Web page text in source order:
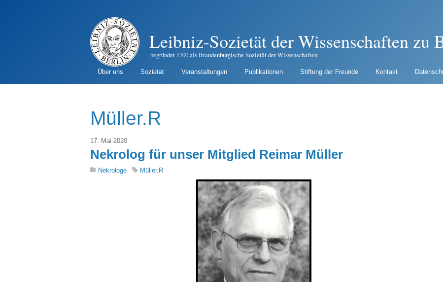
Leibniz-Sozietät der Wissenschaften zu
begründet 1700 als Brandenburgische Sozietät der Wissenschaften
Über uns Sozietät Veranstaltungen Publikationen Stiftung der Freunde Kontakt
Müller.R
17. Mai 2020
Nekrolog für unser Mitglied Reimar Müller
Nekrologe Müller.R